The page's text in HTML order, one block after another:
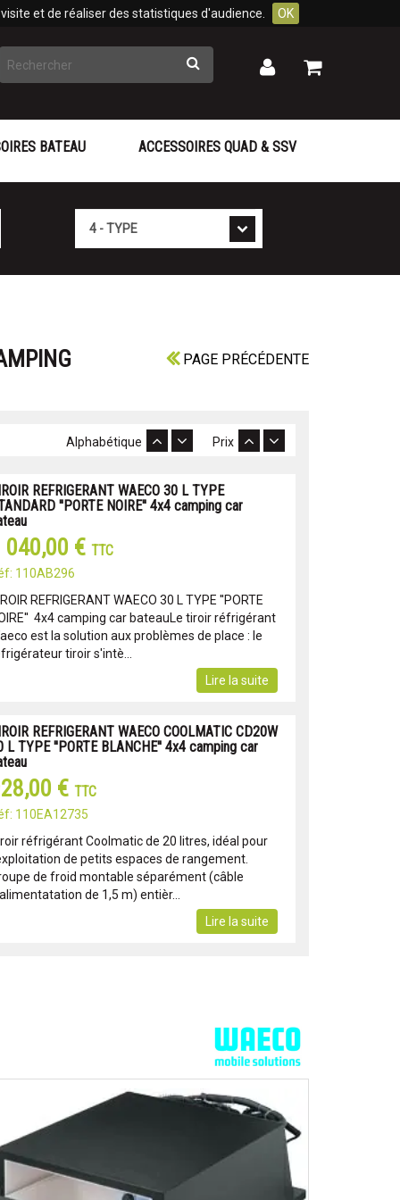
et de réaliser des statistiques d'audience. OK
Rechercher Mon
Mon
BATEAU ACCESSOIRES QUAD & SSV
PAGE PRÉCÉDENTE
Prix
Alphabétique
REFRIGERANT WAECO 30 L TYPE
''PORTE NOIRE'' 4x4 camping car
040,00 € TTC
110AB296
REFRIGERANT WAECO 30 L TYPE ''PORTE
4x4 camping car bateauLe tiroir réfrigérant
est la solution aux problèmes de place : le
tiroir s'intè...
Lire la suite
REFRIGERANT WAECO COOLMATIC CD20W
L TYPE ''PORTE BLANCHE'' 4x4 camping car
€ TTC
110EA12735
réfrigérant Coolmatic de 20 litres, idéal pour
de petits espaces de rangement.
de froid montable séparément (câble
de 1,5 m) entièr...
Lire la suite